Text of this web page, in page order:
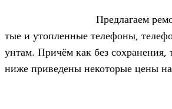
Пред­ла­гаем
тые и утоп­лен­ные теле­фоны,
ун­там. При­чём как без
ниже при­ве­дены неко­то­рые цены